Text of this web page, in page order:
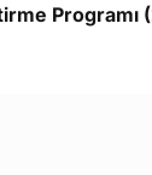
Programı